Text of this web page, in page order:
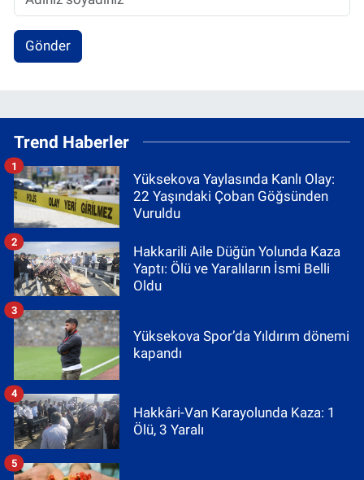
Gönder
Trend Haberler
Yüksekova Yaylasında Kanlı Olay:
22 Yaşındaki Çoban Göğsünden
Vuruldu
1
Hakkarili Aile Düğün Yolunda Kaza
Yaptı: Ölü ve Yaralıların İsmi Belli
Oldu
2
Yüksekova Spor’da Yıldırım dönemi
kapandı
3
Hakkâri-Van Karayolunda Kaza: 1
Ölü, 3 Yaralı
4
5